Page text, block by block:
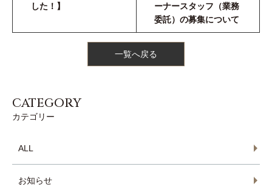
した！】
ーナースタッフ（業務
委託）の募集について
一覧へ戻る
CATEGORY
カテゴリー
ALL
お知らせ